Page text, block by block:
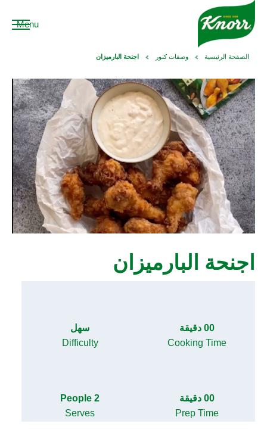
Menu
الصفحة الرئيسية وصفات كنور اجنحة البارميزان
اجنحة البارميزان
00 دقيقة
Cooking Time
سهل
Difficulty
00 دقيقة
Prep Time
2 People
Serves